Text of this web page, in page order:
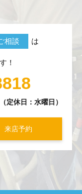
相談 は
！
定休日：水曜日）
来店予約